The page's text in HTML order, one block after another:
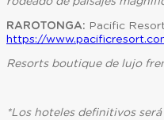
RAROTONGA: Pacific
https://
Resorts boutique de lujo
*Los hoteles definitivos